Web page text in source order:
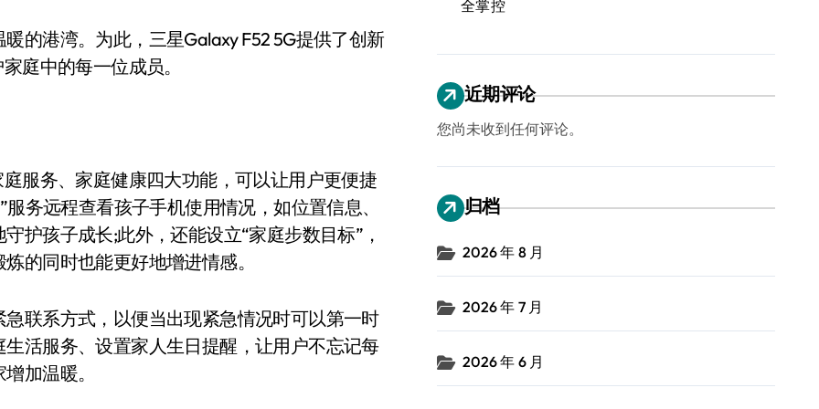
港湾。为此，三星Galaxy F52 5G提供了创新
庭中的每一位成员。
务、家庭健康四大功能，可以让用户更便捷
务远程查看孩子手机使用情况，如位置信息、
护孩子成长;此外，还能设立“家庭步数目标”，
的同时也能更好地增进情感。
系方式，以便当出现紧急情况时可以第一时
活服务、设置家人生日提醒，让用户不忘记每
加温暖。
全掌控
近期评论
您尚未收到任何评论。
归档
2026 年 8 月
2026 年 7 月
2026 年 6 月